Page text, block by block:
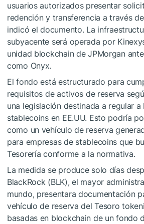
usuarios autorizados presentar
redención y transferencia a través
indicó el documento. La
subyacente será operada por
unidad blockchain de JPMorgan
como Onyx.
El fondo está estructurado para
requisitos de activos de reserva
una legislación destinada a regular
stablecoins en EE.UU. Esto podría
como un vehículo de reserva
para empresas de stablecoins que
Tesorería conforme a la normativa.
La medida se produce solo días
BlackRock (BLK), el mayor
mundo, presentara documentación
vehículo de reserva del Tesoro
basadas en blockchain de un fondo